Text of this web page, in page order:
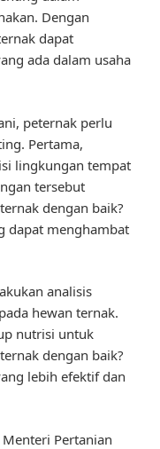
Dengan
dapat
ada dalam usaha
peternak perlu
Pertama,
lingkungan tempat
tersebut
dengan baik?
dapat menghambat
analisis
hewan ternak.
nutrisi untuk
dengan baik?
lebih efektif dan
Pertanian